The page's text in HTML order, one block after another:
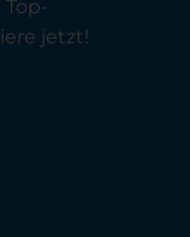
jetzt!